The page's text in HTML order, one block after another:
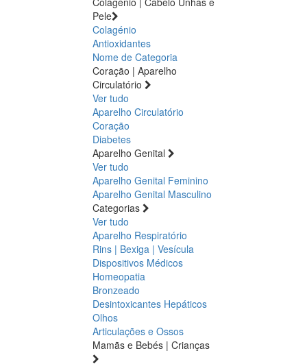
Pele
Colagénio
Antioxidantes
Nome de Categoria
Coração | Aparelho
Circulatório
Ver tudo
Aparelho Circulatório
Coração
Diabetes
Aparelho Genital
Ver tudo
Aparelho Genital Feminino
Aparelho Genital Masculino
Categorias
Ver tudo
Aparelho Respiratório
Rins | Bexiga | Vesícula
Dispositivos Médicos
Homeopatia
Bronzeado
Desintoxicantes Hepáticos
Olhos
Articulações e Ossos
Mamãs e Bebés | Crianças